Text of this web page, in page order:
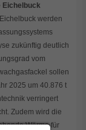
Eichelbuck
werden
zukünftig deutlich
vom
sollen
2025 um 40.876 t
verringert
Zudem wird die
Wärme für